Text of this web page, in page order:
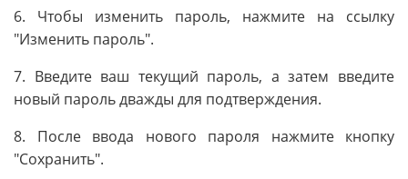
6. Чтобы изменить пароль, нажмите на ссылку
"Изменить пароль".
7. Введите ваш текущий пароль, а затем введите
новый пароль дважды для подтверждения.
8. После ввода нового пароля нажмите кнопку
"Сохранить".